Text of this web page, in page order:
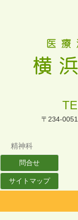
〒234-
精神科
問合せ
サイトマップ